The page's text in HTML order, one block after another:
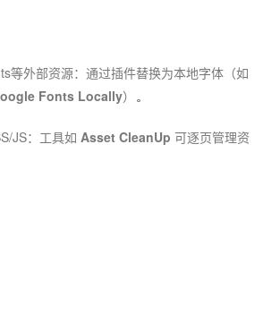
等外部资源：通过插件替换为本地字体（如
Fonts Locally）。
JS：工具如 Asset CleanUp 可逐页管理资